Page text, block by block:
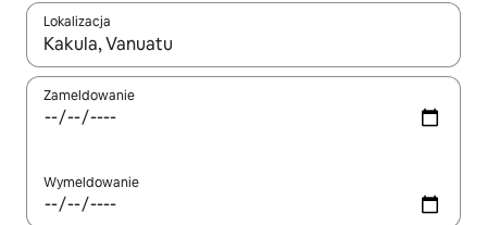
Lokalizacja
Gdy wyniki będą dostępne, możesz poruszać się po nich za
Zameldowanie
Wymeldowanie